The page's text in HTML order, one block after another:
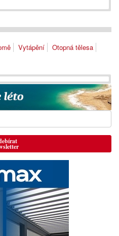
Vytápění
Otopná tělesa